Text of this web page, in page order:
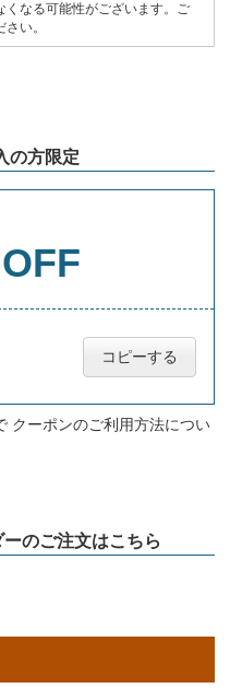
くなる可能性がございます。ご
い。
の方限定
コピーする
クーポンのご利用方法につい
のご注文はこちら